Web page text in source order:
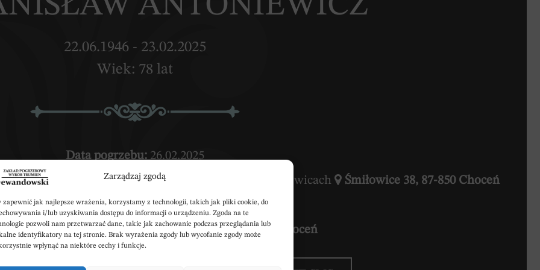
Zarządzaj zgodą
zapewnić jak najlepsze wrażenia, korzystamy z technologii, takich jak pliki cookie, do
i/lub uzyskiwania dostępu do informacji o urządzeniu. Zgoda na te
pozwoli nam przetwarzać dane, takie jak zachowanie podczas przeglądania lub
identyfikatory na tej stronie. Brak wyrażenia zgody lub wycofanie zgody może
wpłynąć na niektóre cechy i funkcje.
22.06.1946 - 23.02.2025
Wiek: 78 lat
Data pogrzebu: 26.02.2025
w Kościele Parafialnym p.w. św. Bartłomieja w Śmiłowicach
Śmiłowice 38, 87-850 Choceń
Wyprowadzenie do grobu o godz.12:30
Parafialny w Śmiłowicach Śmiłowice 38, 87-850 Choceń